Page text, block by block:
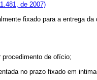
de 2007)
fixado para a entrega da
procedimento de
no prazo fixado